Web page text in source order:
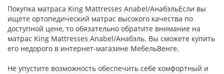
Покупка матраса King Mattresses Anabel/АнабэльЕсли вы
ищете ортопедический матрас высокого качества по
доступной цене, то обязательно обратите внимание на
матрас King Mattresses Anabel/Анабэль. Вы сможете купить
его недорого в интернет-магазине МебельВенге.
Не упустите возможность обеспечить себе комфортный и